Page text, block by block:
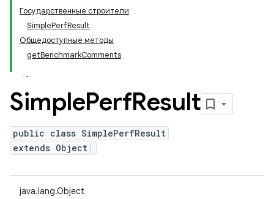
Государственные строители
SimplePerfResult
Общедоступные методы
getBenchmarkComments
SimplePerfResult
public class SimplePerfResult
extends Object
java.lang.Object